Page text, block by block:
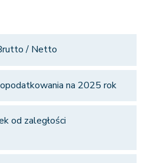
/ Netto
na 2025 rok
od zaległości